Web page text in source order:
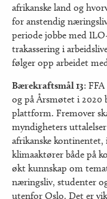
afrikanske land og
for anstendig
periode jobbe med
trakassering i
følger opp arbeidet
Bærekraftsmål 13:
og på Årsmøtet i 2020
plattform. Fremover
myndigheters
afrikanske
klimaaktører både på
økt kunnskap om
næringsliv, studenter
utenfor Oslo. Det er